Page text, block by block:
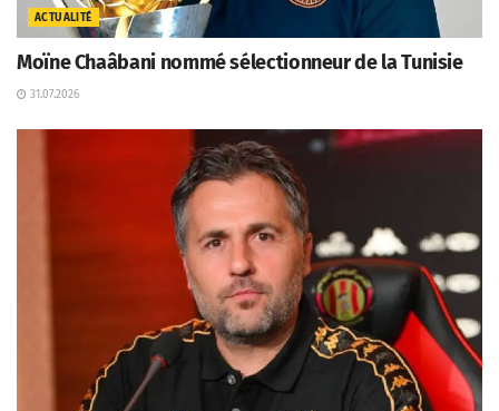
ACTUALITÉ
Moïne Chaâbani nommé sélectionneur de la Tunisie
31.07.2026